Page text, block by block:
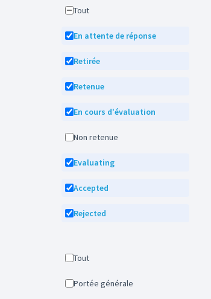
Tout
En attente de réponse
Retirée
Retenue
En cours d'évaluation
Non retenue
Evaluating
Accepted
Rejected
Tout
Portée générale